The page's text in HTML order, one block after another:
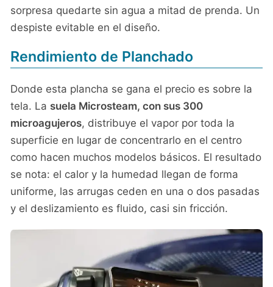
sorpresa quedarte sin agua a mitad de prenda. Un
despiste evitable en el diseño.
Rendimiento de Planchado
Donde esta plancha se gana el precio es sobre la
tela. La suela Microsteam, con sus 300
microagujeros, distribuye el vapor por toda la
superficie en lugar de concentrarlo en el centro
como hacen muchos modelos básicos. El resultado
se nota: el calor y la humedad llegan de forma
uniforme, las arrugas ceden en una o dos pasadas
y el deslizamiento es fluido, casi sin fricción.